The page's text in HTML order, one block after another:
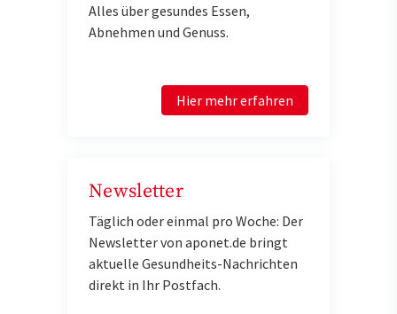
Alles über gesundes Essen,
Abnehmen und Genuss.
Hier mehr erfahren
Newsletter
Täglich oder einmal pro Woche: Der
Newsletter von aponet.de bringt
aktuelle Gesundheits-Nachrichten
direkt in Ihr Postfach.